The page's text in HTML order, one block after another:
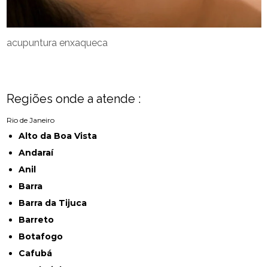
acupuntura enxaqueca
Regiões onde a atende :
Rio de Janeiro
Alto da Boa Vista
Andaraí
Anil
Barra
Barra da Tijuca
Barreto
Botafogo
Cafubá